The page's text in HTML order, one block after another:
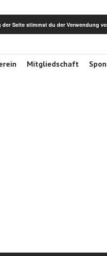
Mitgliedschaft
Seite stimmst du der Verwendung